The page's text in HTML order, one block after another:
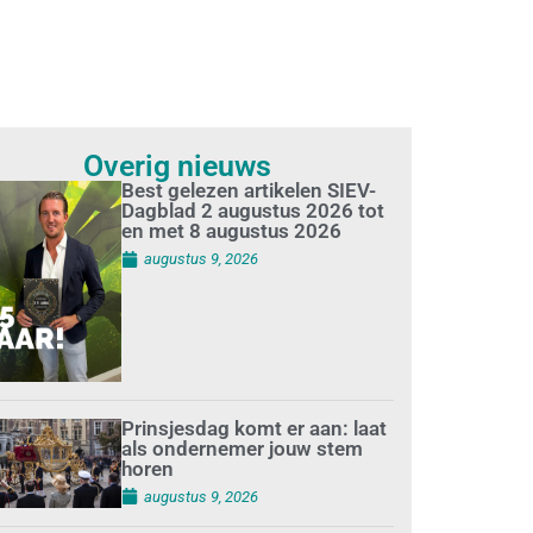
Overig nieuws
Best gelezen artikelen SIEV-
Dagblad 2 augustus 2026 tot
en met 8 augustus 2026
augustus 9, 2026
Prinsjesdag komt er aan: laat
als ondernemer jouw stem
horen
augustus 9, 2026